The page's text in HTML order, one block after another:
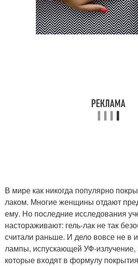
В мире как никогда популярно
лаком. Многие женщины отдают
ему. Но последние исследования
настораживают: гель-лак не так
считали раньше. И дело вовсе не в
лампы, испускающей УФ-излучение,
которые входят в формулу